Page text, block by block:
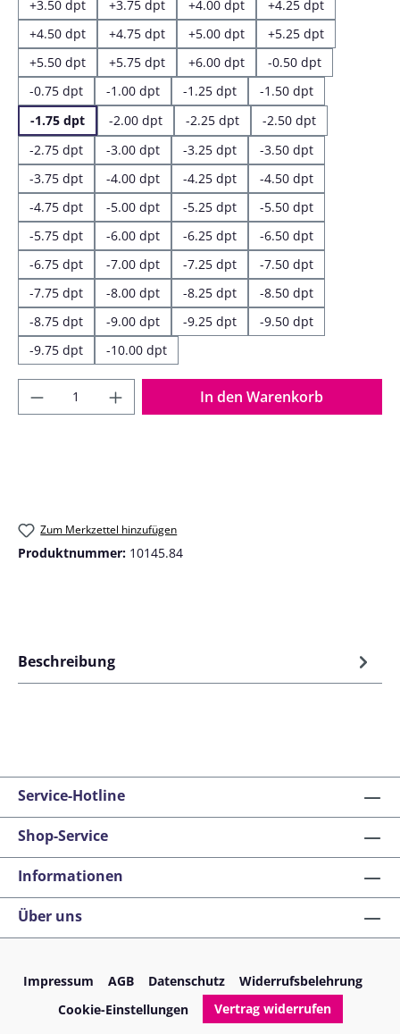
+3.50 dpt
+3.75 dpt +4.00 dpt
+4.25 dpt
+4.50 dpt
+4.75 dpt +5.00 dpt
+5.25 dpt
+5.50 dpt
+5.75 dpt +6.00 dpt
-0.50 dpt
-0.75 dpt
-1.00 dpt -1.25 dpt
-1.50 dpt
-1.75 dpt
-2.00 dpt -2.25 dpt
-2.50 dpt
-2.75 dpt
-3.00 dpt -3.25 dpt
-3.50 dpt
-3.75 dpt
-4.00 dpt -4.25 dpt
-4.50 dpt
-4.75 dpt
-5.00 dpt -5.25 dpt
-5.50 dpt
-5.75 dpt
-6.00 dpt -6.25 dpt
-6.50 dpt
-6.75 dpt
-7.00 dpt -7.25 dpt
-7.50 dpt
-7.75 dpt
-8.00 dpt -8.25 dpt
-8.50 dpt
-8.75 dpt
-9.00 dpt -9.25 dpt
-9.50 dpt
-9.75 dpt
-10.00 dpt
Produkt Anzahl: Gib den gewünschten
In den Warenkorb
Zum Merkzettel hinzufügen
Produktnummer: 10145.84
Beschreibung
Service-Hotline
Shop-Service
Informationen
Über uns
Impressum AGB Datenschutz
Widerrufsbelehrung
Cookie-Einstellungen
Vertrag widerrufen